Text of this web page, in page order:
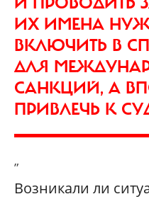
ИХ ИМЕНА
ВКЛЮЧИТЬ В
ДЛЯ
САНКЦИЙ, А
ПРИВЛЕЧЬ К
”
Возникали ли